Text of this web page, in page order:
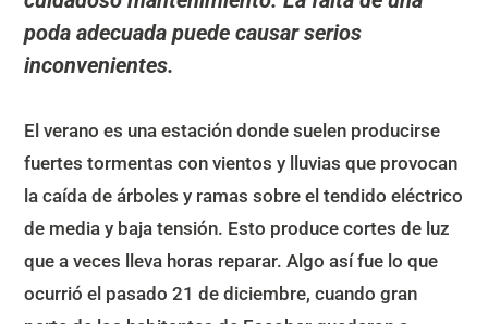
poda adecuada puede causar serios
inconvenientes.
El verano es una estación donde suelen producirse
fuertes tormentas con vientos y lluvias que provocan
la caída de árboles y ramas sobre el tendido eléctrico
de media y baja tensión. Esto produce cortes de luz
que a veces lleva horas reparar. Algo así fue lo que
ocurrió el pasado 21 de diciembre, cuando gran